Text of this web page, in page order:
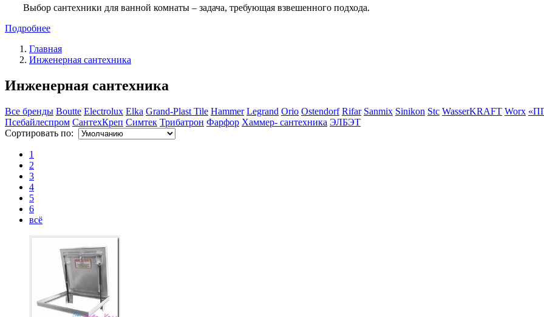
Выбор сантехники для ванной комнаты – задача, требующая взвешенного подхода.
Подробнее
Главная
Инженерная сантехника
Инженерная сантехника
Все бренды Boutte Electrolux Elka Grand-Plast Tile Hammer Legrand Orio Ostendorf Rifar Sanmix Sinikon Stc WasserKRAFT Worx
Псебайлеспром СантехКреп Симтек Трибатрон Фарфор Хаммер- сантехника ЭЛБЭТ
Сортировать по:
1
2
3
4
5
6
всё